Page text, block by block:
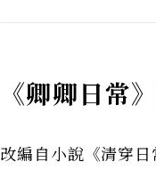
《卿卿日常
改編自小說《清穿